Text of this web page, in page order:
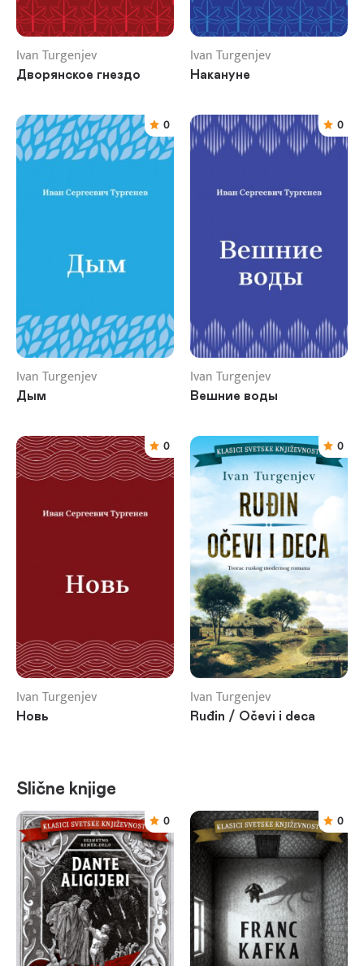
Ivan Turgenjev
Дворянское гнездо
Ivan Turgenjev
Накануне
0
Ivan Turgenjev
Дым
0
Ivan Turgenjev
Вешние воды
0
Ivan Turgenjev
Новь
0
Ivan Turgenjev
Ruđin / Očevi i deca
Slične knjige
0
0